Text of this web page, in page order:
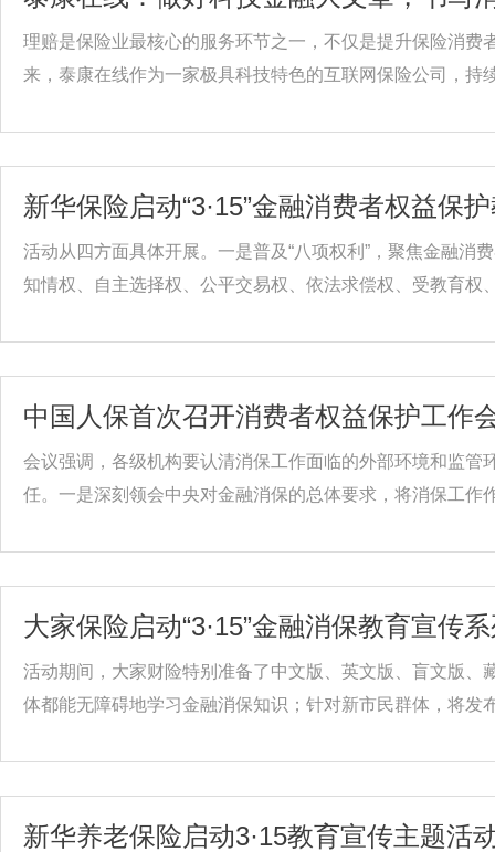
理赔是保险业最核心的服务环节之一，不仅是提升保险消
来，泰康在线作为一家极具科技特色的互联网保险公司，持
新华保险启动“3·15”金融消费者权益保
活动从四方面具体开展。一是普及“八项权利”，聚焦金融
知情权、自主选择权、公平交易权、依法求偿权、受教育权
中国人保首次召开消费者权益保护工作
会议强调，各级机构要认清消保工作面临的外部环境和监
任。一是深刻领会中央对金融消保的总体要求，将消保工作
大家保险启动“3·15”金融消保教育宣传
活动期间，大家财险特别准备了中文版、英文版、盲文版
体都能无障碍地学习金融消保知识；针对新市民群体，将发
新华养老保险启动3·15教育宣传主题活